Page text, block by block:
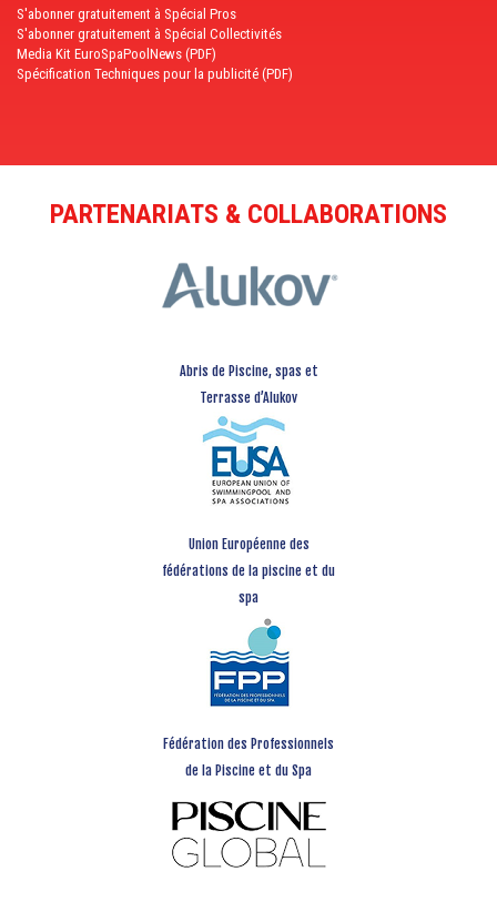
S'abonner gratuitement à Spécial Pros
S'abonner gratuitement à Spécial Collectivités
Media Kit EuroSpaPoolNews (PDF)
Spécification Techniques pour la publicité (PDF)
PARTENARIATS & COLLABORATIONS
Abris de Piscine, spas et
Terrasse d’Alukov
Union Européenne des
fédérations de la piscine et du
spa
Fédération des Professionnels
de la Piscine et du Spa